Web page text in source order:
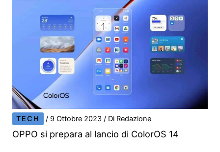
TECH / 9 Ottobre 2023/ Di Redazione
OPPO si prepara al lancio di ColorOS 14